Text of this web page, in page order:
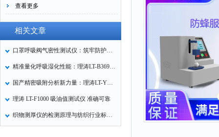
查看更多
相关文章
口罩呼吸阀气密性测试仪：筑牢防护口罩的质量关卡
精准量化呼吸湿化性能：理涛LT-B369湿化器数据采集装置技术解析
国产精密吸附分析新力量：理涛LT-Y019A全自动高压吸附仪的性能与应用解析
理涛 LT-F1000 吸油值测试仪 准确可靠
织物测厚仪的检测原理与纺织行业标准化应用